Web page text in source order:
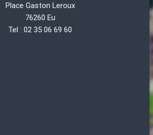
Place Gaston Leroux
76260 Eu
Tel : 02 35 06 69 60